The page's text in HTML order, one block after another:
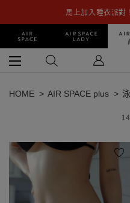
馬上加入睡衣派對
HOME AIR SPACE plus
14